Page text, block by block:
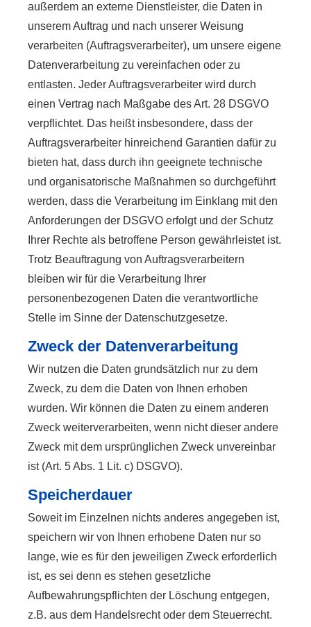
außerdem an externe Dienstleister, die Daten in
unserem Auftrag und nach unserer Weisung
verarbeiten (Auftragsverarbeiter), um unsere eigene
Datenverarbeitung zu vereinfachen oder zu
entlasten. Jeder Auftragsverarbeiter wird durch
einen Vertrag nach Maßgabe des Art. 28 DSGVO
verpflichtet. Das heißt insbesondere, dass der
Auftragsverarbeiter hinreichend Garantien dafür zu
bieten hat, dass durch ihn geeignete technische
und organisatorische Maßnahmen so durchgeführt
werden, dass die Verarbeitung im Einklang mit den
Anforderungen der DSGVO erfolgt und der Schutz
Ihrer Rechte als betroffene Person gewährleistet ist.
Trotz Beauftragung von Auftragsverarbeitern
bleiben wir für die Verarbeitung Ihrer
personenbezogenen Daten die verantwortliche
Stelle im Sinne der Datenschutzgesetze.
Zweck der Datenverarbeitung
Wir nutzen die Daten grundsätzlich nur zu dem
Zweck, zu dem die Daten von Ihnen erhoben
wurden. Wir können die Daten zu einem anderen
Zweck weiterverarbeiten, wenn nicht dieser andere
Zweck mit dem ursprünglichen Zweck unvereinbar
ist (Art. 5 Abs. 1 Lit. c) DSGVO).
Speicherdauer
Soweit im Einzelnen nichts anderes angegeben ist,
speichern wir von Ihnen erhobene Daten nur so
lange, wie es für den jeweiligen Zweck erforderlich
ist, es sei denn es stehen gesetzliche
Aufbewahrungspflichten der Löschung entgegen,
z.B. aus dem Handelsrecht oder dem Steuerrecht.